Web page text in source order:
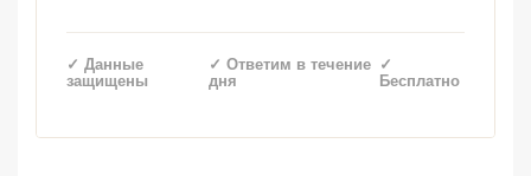
✓ Данные
защищены
✓ Ответим в течение
дня
✓
Бесплатно